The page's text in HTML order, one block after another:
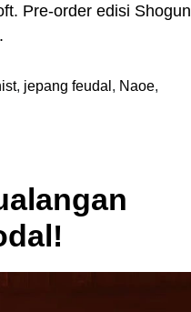
Pre-order edisi Shogun
.
, jepang feudal , Naoe,